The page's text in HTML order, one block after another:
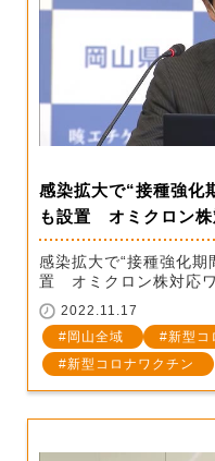
感染拡大で“接種強
も設置 オミクロン株
感染拡大で“接種強化
置 オミクロン株対応ワ
2022.11.17
岡山全域
新型コ
新型コロナワクチン